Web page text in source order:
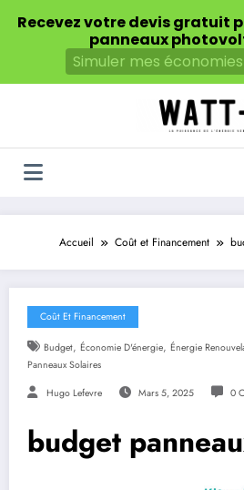
Accueil Coût et Financement
Coût Et Financement
Budget, Économie D'énergie, Énergie
Panneaux Solaires
Hugo Lefevre Mars 5, 2025 0
budget
Recevez votre devis gratuit
panneaux
Simuler mes